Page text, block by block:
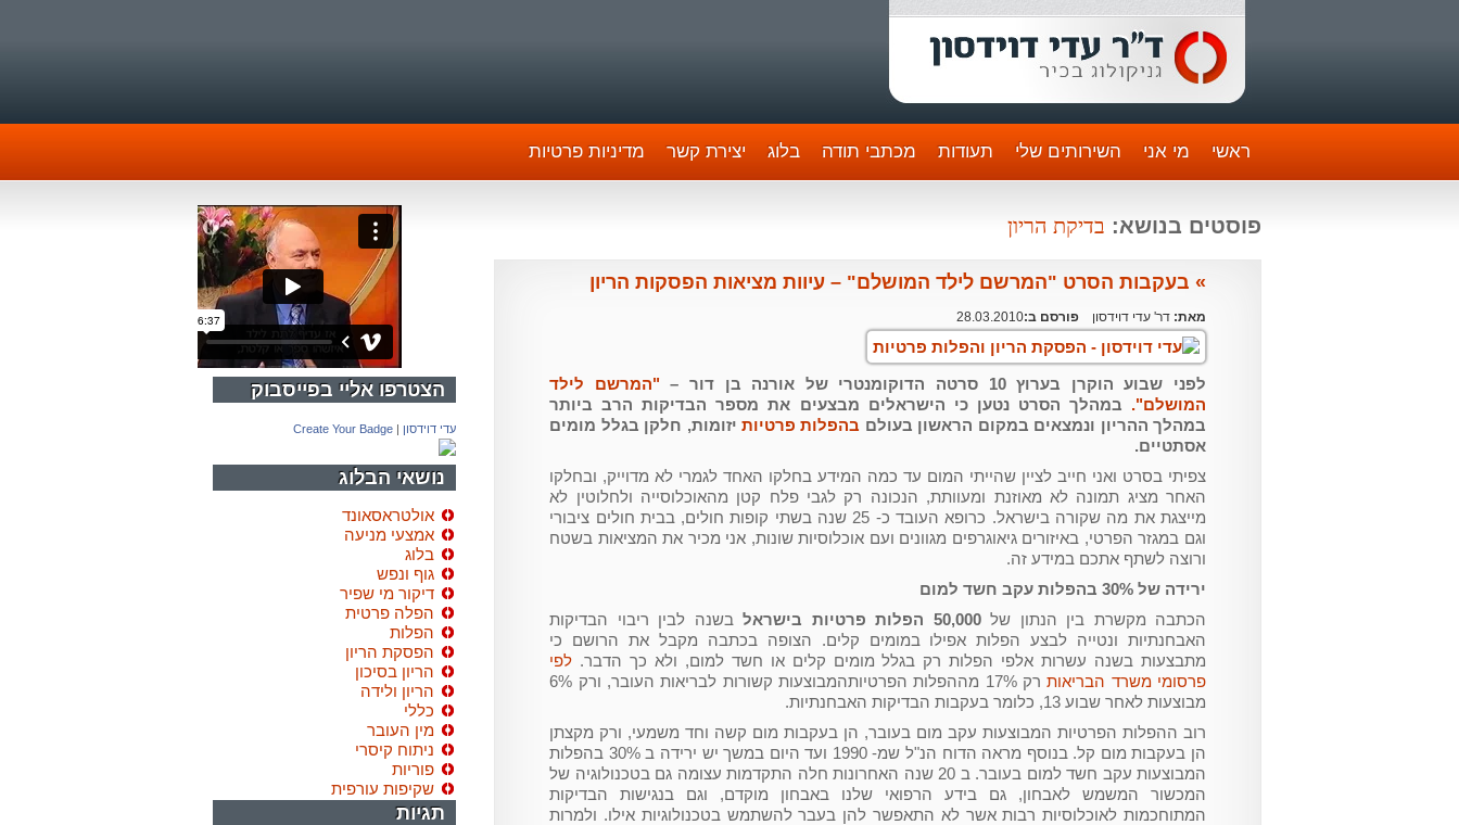
ראשי מי אני השירותים שלי תעודות מכתבי תודה בלוג יצירת קשר מדיניות פרטיות
הצטרפו אליי בפייסבוק
עדי דוידסון |
Create Your Badge
נושאי הבלוג
אולטראסאונד
אמצעי מניעה
בלוג
גוף ונפש
דיקור מי שפיר
הפלה פרטית
הפלות
הפסקת הריון
הריון בסיכון
הריון ולידה
כללי
מין העובר
ניתוח קיסרי
פוריות
שקיפות עורפית
תגיות
פוסטים בנושא: בדיקת הריון
» בעקבות הסרט "המרשם לילד המושלם" – עיוות מציאות הפסקות הריון
מאת: דר' עדי דוידסון פורסם ב:28.03.2010
לפני שבוע הוקרן בערוץ 10 סרטה הדוקומנטרי של אורנה בן דור –
"המרשם לילד
המושלם". במהלך הסרט נטען כי הישראלים מבצעים את מספר הבדיקות הרב ביותר
במהלך ההריון ונמצאים במקום הראשון בעולם בהפלות פרטיות יזומות, חלקן בגלל מומים
אסתטיים.
צפיתי בסרט ואני חייב לציין שהייתי המום עד כמה המידע בחלקו האחד לגמרי לא מדוייק, ובחלקו
האחר מציג תמונה לא מאוזנת ומעוותת, הנכונה רק לגבי פלח קטן מהאוכלוסייה ולחלוטין לא
מייצגת את מה שקורה בישראל. כרופא העובד כ- 25 שנה בשתי קופות חולים, בבית חולים ציבורי
וגם במגזר הפרטי, באיזורים גיאוגרפים מגוונים ועם אוכלוסיות שונות, אני מכיר את המציאות בשטח
ורוצה לשתף אתכם במידע זה.
ירידה של 30% בהפלות עקב חשד למום
הכתבה מקשרת בין הנתון של50,000 הפלות פרטיות בישראלבשנה לבין ריבוי הבדיקות
האבחנתיות ונטייה לבצע הפלות אפילו במומים קלים. הצופה בכתבה מקבל את הרושם כי
מתבצעות בשנה עשרות אלפי הפלות רק בגלל מומים קלים או חשד למום, ולא כך הדבר. לפי
פרסומי משרד הבריאות
רק 17% מההפלות הפרטיותהמבוצעות קשורות לבריאות העובר, ורק 6%
מבוצעות לאחר שבוע 13, כלומר בעקבות הבדיקות האבחנתיות.
רוב ההפלות הפרטיות המבוצעות עקב מום בעובר, הן בעקבות מום קשה וחד משמעי, ורק מקצתן
הן בעקבות מום קל. בנוסף מראה הדוח הנ"ל שמ- 1990 ועד היום במשך יש ירידה ב 30% בהפלות
המבוצעות עקב חשד למום בעובר. ב 20 שנה האחרונות חלה התקדמות עצומה גם בטכנולוגיה של
המכשור המשמש לאבחון, גם בידע הרפואי שלנו באבחון מוקדם, וגם בנגישות הבדיקות
המתוחכמות לאוכלוסיות רבות אשר לא התאפשר להן בעבר להשתמש בטכנולוגיות אילו. ולמרות